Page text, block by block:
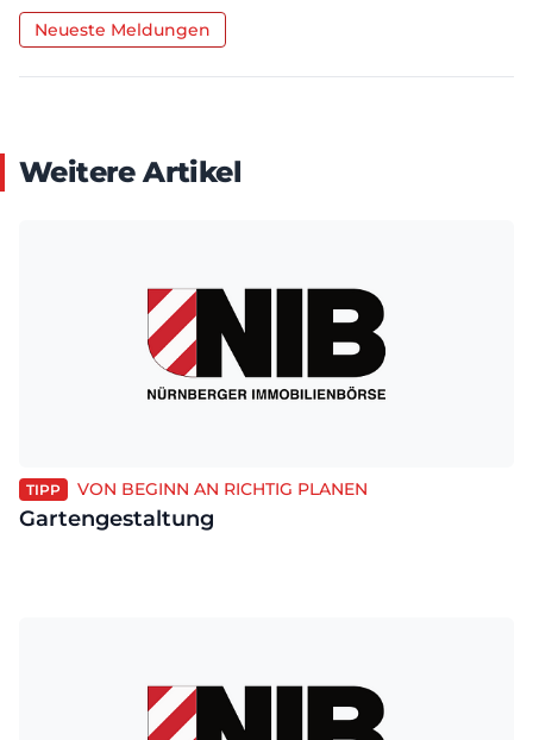
Neueste Meldungen
Weitere Artikel
TIPP VON BEGINN AN RICHTIG PLANEN
Gartengestaltung